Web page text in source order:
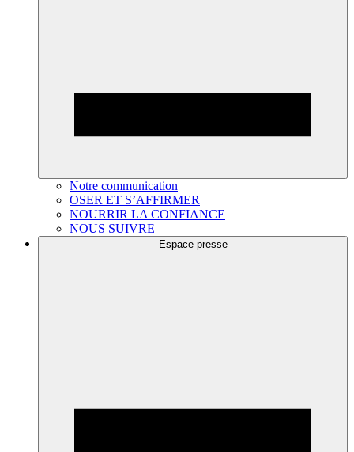
Notre communication
OSER ET S’AFFIRMER
NOURRIR LA CONFIANCE
NOUS SUIVRE
Espace presse